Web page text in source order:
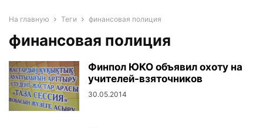
На главную Теги финансовая полиция
финансовая полиция
Финпол ЮКО объявил охоту на
учителей-взяточников
30.05.2014